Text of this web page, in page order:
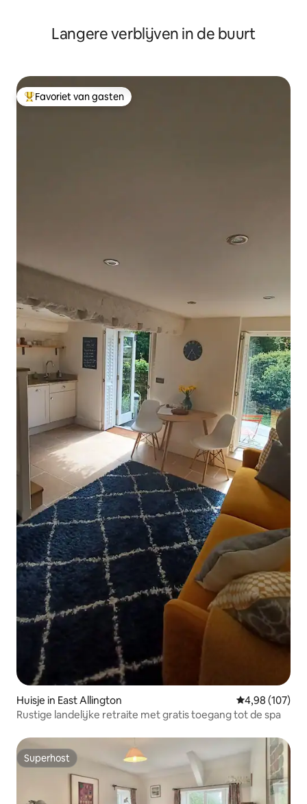
Langere verblijven in de buurt
Topfavoriet van gasten
Favoriet van gasten
Huisje in East Allington Gemiddelde
4,98 (107)
Rustige landelijke retraite met gratis toegang tot de spa
Superhost
Superhost